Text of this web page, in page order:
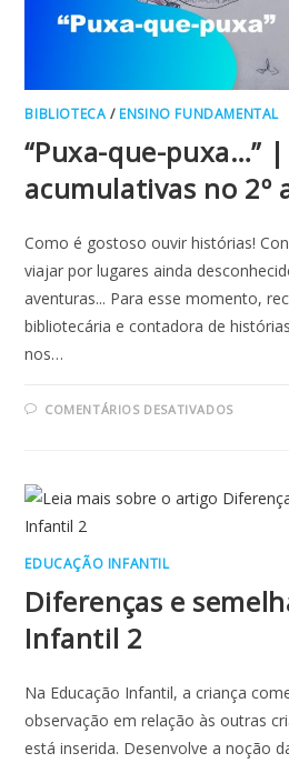
BIBLIOTECA / ENSINO FUNDAMENTAL
“Puxa-que-puxa…”
acumulativas no 2º
Como é gostoso ouvir histórias!
viajar por lugares ainda
aventuras... Para esse momento,
bibliotecária e contadora de
nos…
COMENTÁRIOS DESATIVADOSEM
NO
EDUCAÇÃO INFANTIL
Diferenças e
Infantil 2
Na Educação Infantil, a criança
observação em relação às outras
está inserida. Desenvolve a noção